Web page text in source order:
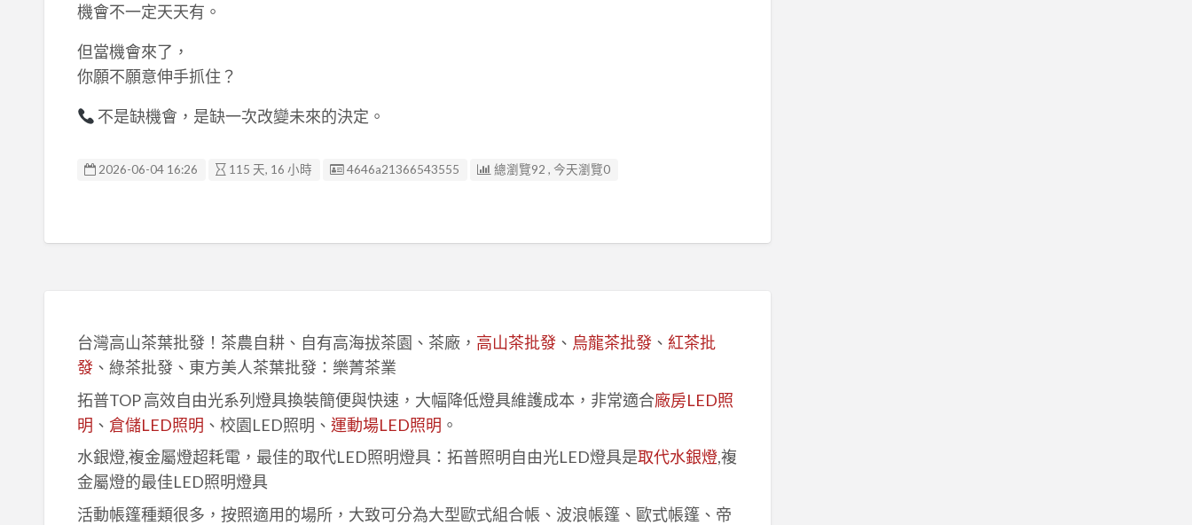
機會不一定天天有。
但當機會來了，
你願不願意伸手抓住？
不是缺機會，是缺一次改變未來的決定。
2026-06-04 16:26 115 天, 16 小時 廣告编號
4646a21366543555 總瀏覽92 , 今天瀏覽0
台灣高山茶葉批發！茶農自耕、自有高海拔茶園、茶廠， 高山茶批發、 烏龍茶批發、 紅茶批
發、綠茶批發、東方美人茶葉批發：樂菁茶業
拓普TOP 高效自由光系列燈具換裝簡便與快速，大幅降低燈具維護成本，非常適合廠房LED照
明 、 倉儲LED照明 、校園LED照明、 運動場LED照明 。
水銀燈,複金屬燈超耗電，最佳的取代LED照明燈具：拓普照明自由光LED燈具是取代水銀燈,複
金屬燈的最佳LED照明燈具
活動帳篷種類很多，按照適用的場所，大致可分為大型歐式組合帳、波浪帳篷、歐式帳篷、帝